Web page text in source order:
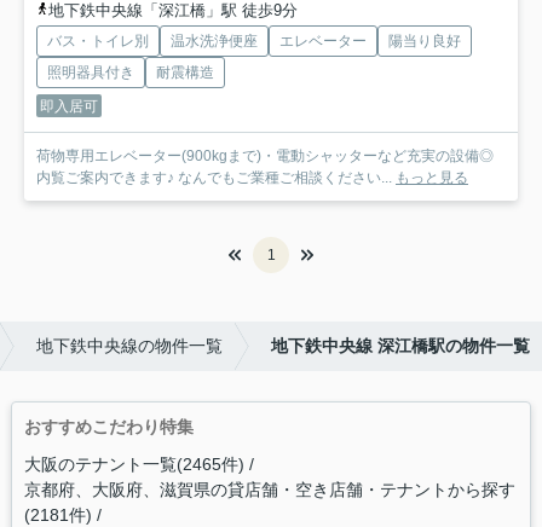
地下鉄中央線「深江橋」駅 徒歩9分
バス・トイレ別 温水洗浄便座 エレベーター
陽当り良好
照明器具付き
耐震構造
即入居可
荷物専用エレベーター(900kgまで)・電動シャッターなど充実の設備◎
内覧ご案内できます♪ なんでもご業種ご相談ください... もっと見る
1
地下鉄中央線の物件一覧 地下鉄中央線 深江橋駅の物件一覧
おすすめこだわり特集
大阪のテナント一覧(2465件)
京都府、大阪府、滋賀県の貸店舗・空き店舗・テナントから探す
(2181件)